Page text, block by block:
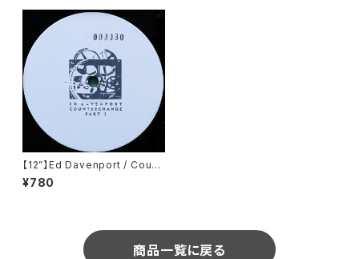
【12”】Ed Davenport / Count
erchange Part 1 (Counterc
hange Recordings) (001)
¥780
商品一覧に戻る